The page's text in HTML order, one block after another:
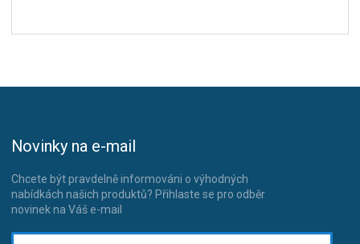
Novinky na e-mail
Chcete být pravdelně informováni o výhodných
nabídkách našich produktů? Přihlaste se pro odběr
novinek na Váš e-mail